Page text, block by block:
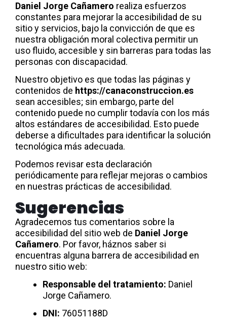
Daniel Jorge Cañamero realiza esfuerzos
constantes para mejorar la accesibilidad de su
sitio y servicios, bajo la convicción de que es
nuestra obligación moral colectiva permitir un
uso fluido, accesible y sin barreras para todas las
personas con discapacidad.
Nuestro objetivo es que todas las páginas y
contenidos de https://canaconstruccion.es
sean accesibles; sin embargo, parte del
contenido puede no cumplir todavía con los más
altos estándares de accesibilidad. Esto puede
deberse a dificultades para identificar la solución
tecnológica más adecuada.
Podemos revisar esta declaración
periódicamente para reflejar mejoras o cambios
en nuestras prácticas de accesibilidad.
Sugerencias
Agradecemos tus comentarios sobre la
accesibilidad del sitio web de Daniel Jorge
Cañamero. Por favor, háznos saber si
encuentras alguna barrera de accesibilidad en
nuestro sitio web:
Responsable del tratamiento: Daniel
Jorge Cañamero.
DNI: 76051188D